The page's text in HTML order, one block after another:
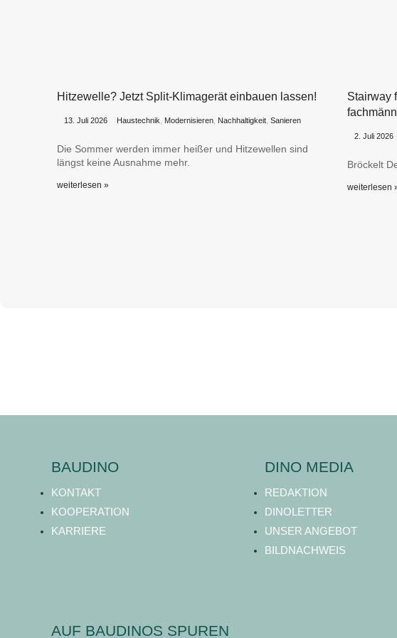
Hitzewelle? Jetzt Split-Klimagerät einbauen lassen!
13. Juli 2026 Haustechnik Modernisieren Nachhaltigkeit Sanieren
Die Sommer werden immer heißer und Hitzewellen sind
längst keine Ausnahme mehr.
weiterlesen »
Stairway
2. Juli 2026
Bröckelt
weiterlesen
BAUDINO
KONTAKT
KOOPERATION
KARRIERE
DINO MEDIA
REDAKTION
DINOLETTER
UNSER ANGEBOT
BILDNACHWEIS
AUF BAUDINOS SPUREN